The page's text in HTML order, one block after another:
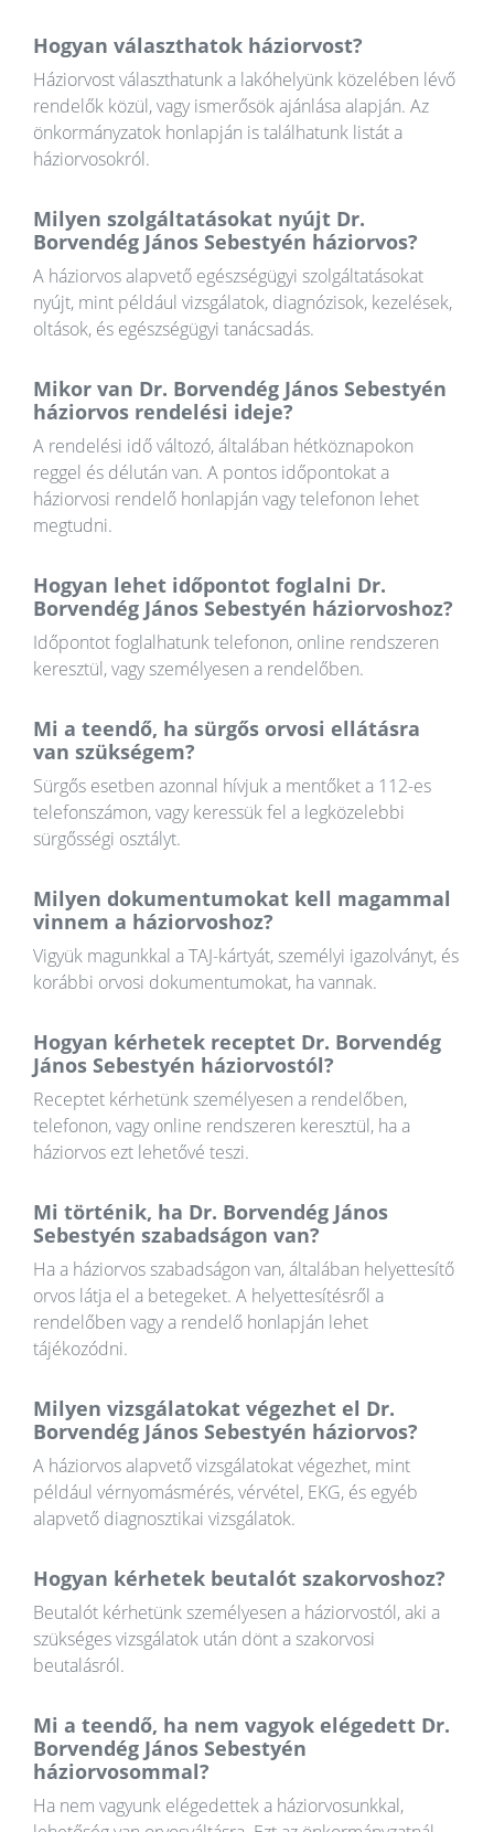
Hogyan választhatok háziorvost?
Háziorvost választhatunk a lakóhelyünk közelében lévő
rendelők közül, vagy ismerősök ajánlása alapján. Az
önkormányzatok honlapján is találhatunk listát a
háziorvosokról.
Milyen szolgáltatásokat nyújt Dr.
Borvendég János Sebestyén háziorvos?
A háziorvos alapvető egészségügyi szolgáltatásokat
nyújt, mint például vizsgálatok, diagnózisok, kezelések,
oltások, és egészségügyi tanácsadás.
Mikor van Dr. Borvendég János Sebestyén
háziorvos rendelési ideje?
A rendelési idő változó, általában hétköznapokon
reggel és délután van. A pontos időpontokat a
háziorvosi rendelő honlapján vagy telefonon lehet
megtudni.
Hogyan lehet időpontot foglalni Dr.
Borvendég János Sebestyén háziorvoshoz?
Időpontot foglalhatunk telefonon, online rendszeren
keresztül, vagy személyesen a rendelőben.
Mi a teendő, ha sürgős orvosi ellátásra
van szükségem?
Sürgős esetben azonnal hívjuk a mentőket a 112-es
telefonszámon, vagy keressük fel a legközelebbi
sürgősségi osztályt.
Milyen dokumentumokat kell magammal
vinnem a háziorvoshoz?
Vigyük magunkkal a TAJ-kártyát, személyi igazolványt, és
korábbi orvosi dokumentumokat, ha vannak.
Hogyan kérhetek receptet Dr. Borvendég
János Sebestyén háziorvostól?
Receptet kérhetünk személyesen a rendelőben,
telefonon, vagy online rendszeren keresztül, ha a
háziorvos ezt lehetővé teszi.
Mi történik, ha Dr. Borvendég János
Sebestyén szabadságon van?
Ha a háziorvos szabadságon van, általában helyettesítő
orvos látja el a betegeket. A helyettesítésről a
rendelőben vagy a rendelő honlapján lehet
tájékozódni.
Milyen vizsgálatokat végezhet el Dr.
Borvendég János Sebestyén háziorvos?
A háziorvos alapvető vizsgálatokat végezhet, mint
például vérnyomásmérés, vérvétel, EKG, és egyéb
alapvető diagnosztikai vizsgálatok.
Hogyan kérhetek beutalót szakorvoshoz?
Beutalót kérhetünk személyesen a háziorvostól, aki a
szükséges vizsgálatok után dönt a szakorvosi
beutalásról.
Mi a teendő, ha nem vagyok elégedett Dr.
Borvendég János Sebestyén
háziorvosommal?
Ha nem vagyunk elégedettek a háziorvosunkkal,